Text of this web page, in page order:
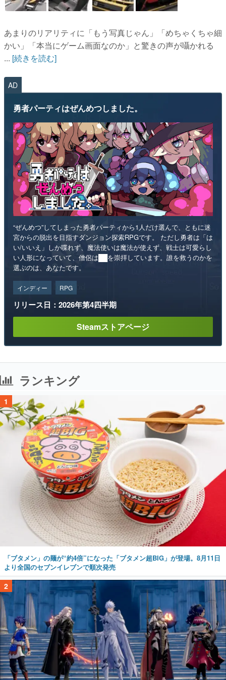
あまりのリアリティに「もう写真じゃん」「めちゃくちゃ細
かい」「本当にゲーム画面なのか」と驚きの声が囁かれる
... [続きを読む]
AD
勇者パーティはぜんめつしました。
“ぜんめつ”してしまった勇者パーティから1人だけ選んで、ともに迷
宮からの脱出を目指すダンジョン探索RPGです。 ただし勇者は「は
い/いいえ」しか喋れず、魔法使いは魔法が使えず、戦士は可愛らし
い人形になっていて、僧侶は██を崇拝しています。誰を救うのかを
選ぶのは、あなたです。
インディー RPG
リリース日：2026年第4四半期
Steamストアページ
ランキング
1
「ブタメン」の麺が“約4倍”になった「ブタメン超BIG」が登場。8月11日
より全国のセブンイレブンで順次発売
2